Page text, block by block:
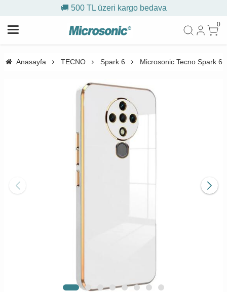
🚚 500 TL üzeri kargo bedava
0
Anasayfa TECNO Spark 6 Microsonic Tecno Spark 6